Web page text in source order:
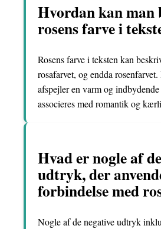
Hvordan kan man
rosens farve i
Rosens farve i teksten kan
rosafarvet, og endda
afspejler en varm og
associeres med romantik og
Hvad er nogle af
udtryk, der
forbindelse med
Nogle af de negative udtryk